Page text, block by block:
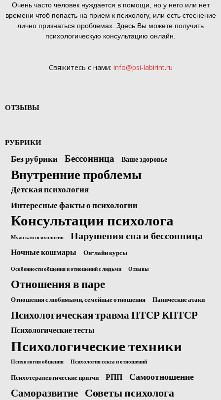
Очень часто человек нуждается в помощи, но у него или нет
времени чтоб попасть на прием к психологу, или есть стеснение
лично признаться проблемах. Здесь Вы можете получить
психологическую консультацию онлайн.
Свяжитесь с нами: info@psi-labirint.ru
ОТЗЫВЫ
РУБРИКИ
Без рубрики Бессонница Ваше здоровье
Внутренние проблемы
Детская психология
Интересные факты о психологии
Консультации психолога
Мужская психология Нарушения сна и бессонница
Ночные кошмары Он-лайн курсы
Особенности общения и отношений с людьми Отзывы
Отношения в паре
Отношения с любимыми, семейные отношения Панические атаки
Психологическая травма ПТСР КПТСР
Психологические тесты
Психологические техники
Психология общения Психология секса и отношений
Психотерапевтические притчи РПП Самоотношение
Саморазвитие Советы психолога